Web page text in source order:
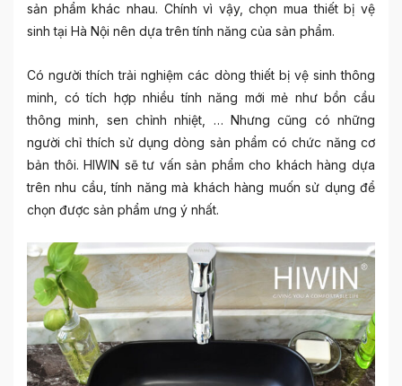
sản phẩm khác nhau. Chính vì vậy, chọn muathiết bị vệ
sinh tại Hà Nội nên dựa trên tính năng của sản phẩm.
Có người thích trải nghiệm các dòng thiết bị vệ sinh thông
minh, có tích hợp nhiều tính năng mới mẻ như bồn cầu
thông minh, sen chỉnh nhiệt, … Nhưng cũng có những
người chỉ thích sử dụng dòng sản phẩm có chức năng cơ
bản thôi. HIWIN sẽ tư vấn sản phẩm cho khách hàng dựa
trên nhu cầu, tính năng mà khách hàng muốn sử dụng để
chọn được sản phẩm ưng ý nhất.